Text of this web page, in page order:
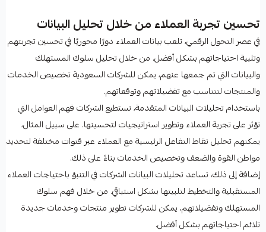
تحسين تجربة العملاء من خلال تحليل البيانات
في عصر التحول الرقمي، تلعب بيانات العملاء دورًا محوريًا في تحسين تجربتهم
وتلبية احتياجاتهم بشكل أفضل. من خلال تحليل سلوك المستهلك
والبيانات التي تم جمعها عنهم، يمكن للشركات السعودية تخصيص الخدمات
والمنتجات لتتناسب مع تفضيلاتهم وتوقعاتهم.
باستخدام تحليلات البيانات المتقدمة، تستطيع الشركات فهم العوامل التي
تؤثر على تجربة العملاء وتطوير استراتيجيات لتحسينها. على سبيل المثال،
يمكنهم تحليل نقاط التفاعل الرئيسية مع العملاء عبر قنوات مختلفة لتحديد
مواطن القوة والضعف وتخصيص الخدمات بناءً على ذلك.
إضافة إلى ذلك، تساعد تحليلات البيانات الشركات في التنبؤ باحتياجات العملاء
المستقبلية والتخطيط لتلبيتها بشكل استباقي. من خلال فهم سلوك
المستهلك وتفضيلاتهم، يمكن للشركات تطوير منتجات وخدمات جديدة
تلائم احتياجاتهم بشكل أفضل.